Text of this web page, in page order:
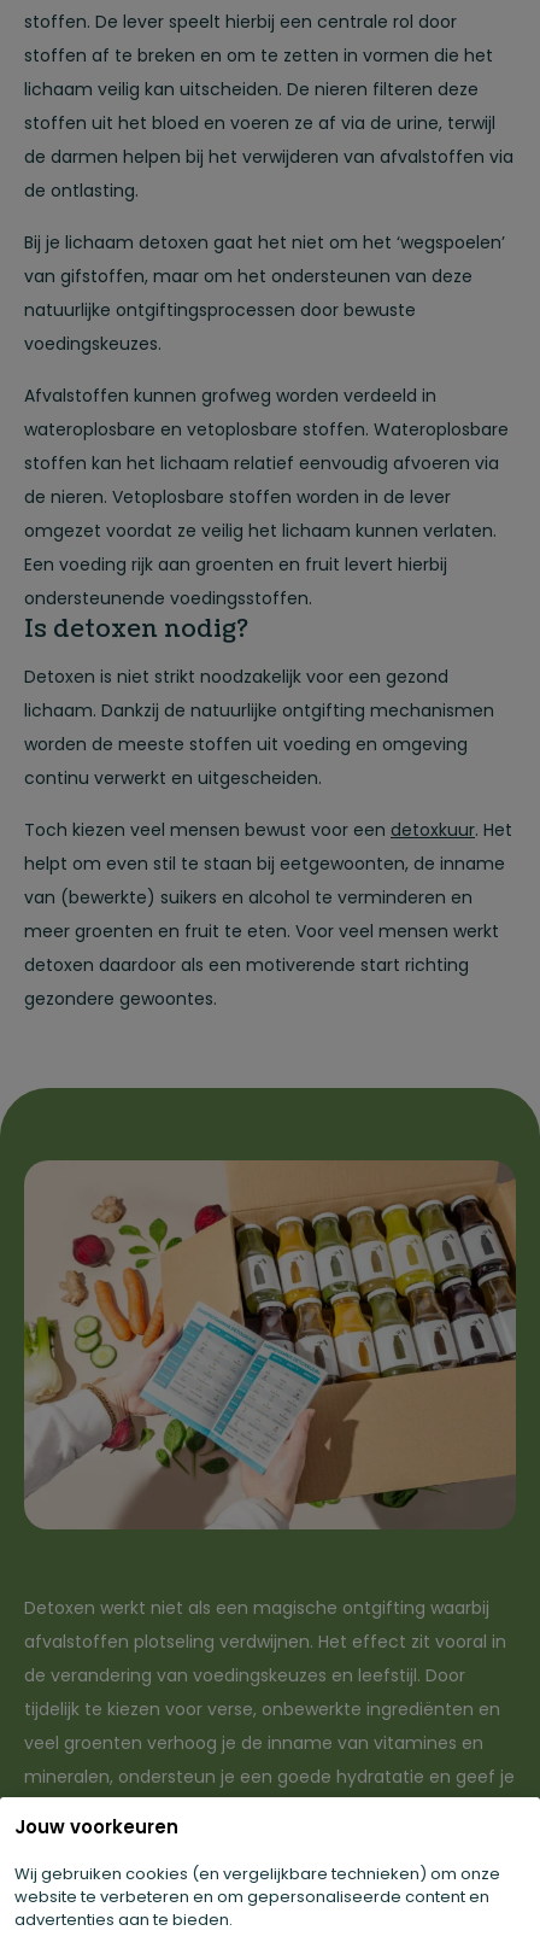
Jouw voorkeuren
Wij gebruiken cookies (en vergelijkbare technieken) om onze
website te verbeteren en om gepersonaliseerde content en
advertenties aan te bieden.
stoffen. De lever speelt hierbij een centrale rol door
stoffen af te breken en om te zetten in vormen die het
lichaam veilig kan uitscheiden. De nieren filteren deze
stoffen uit het bloed en voeren ze af via de urine, terwijl
de darmen helpen bij het verwijderen van afvalstoffen via
de ontlasting.
Bij je lichaam detoxen gaat het niet om het ‘wegspoelen’
van gifstoffen, maar om het ondersteunen van deze
natuurlijke ontgiftingsprocessen door bewuste
voedingskeuzes.
Afvalstoffen kunnen grofweg worden verdeeld in
wateroplosbare en vetoplosbare stoffen. Wateroplosbare
stoffen kan het lichaam relatief eenvoudig afvoeren via
de nieren. Vetoplosbare stoffen worden in de lever
omgezet voordat ze veilig het lichaam kunnen verlaten.
Een voeding rijk aan groenten en fruit levert hierbij
ondersteunende voedingsstoffen.
Is detoxen nodig?
Detoxen is niet strikt noodzakelijk voor een gezond
lichaam. Dankzij de natuurlijke ontgifting mechanismen
worden de meeste stoffen uit voeding en omgeving
continu verwerkt en uitgescheiden.
Toch kiezen veel mensen bewust voor een detoxkuur. Het
helpt om even stil te staan bij eetgewoonten, de inname
van (bewerkte) suikers en alcohol te verminderen en
meer groenten en fruit te eten. Voor veel mensen werkt
detoxen daardoor als een motiverende start richting
gezondere gewoontes.
Detoxen werkt niet als een magische ontgifting waarbij
afvalstoffen plotseling verdwijnen. Het effect zit vooral in
de verandering van voedingskeuzes en leefstijl. Door
tijdelijk te kiezen voor verse, onbewerkte ingrediënten en
veel groenten verhoog je de inname van vitamines en
mineralen, ondersteun je een goede hydratatie en geef je
Veel mensen ervaren hierdoor meer energie, een minder
opgeblazen gevoel en een algemeen frisser gevoel in het
lichaam.